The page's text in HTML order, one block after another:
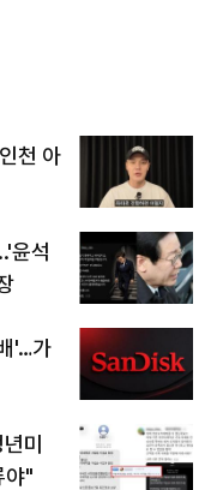
천 아
윤석
'…가
미
야"